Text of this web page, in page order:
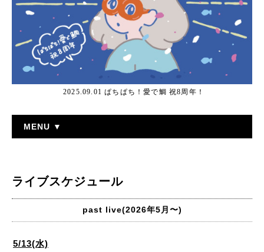
2025.09.01 ぱちぱち！愛で鯛 祝8周年！
MENU ▼
ライブスケジュール
past live(2026年5月〜)
5/13(水)